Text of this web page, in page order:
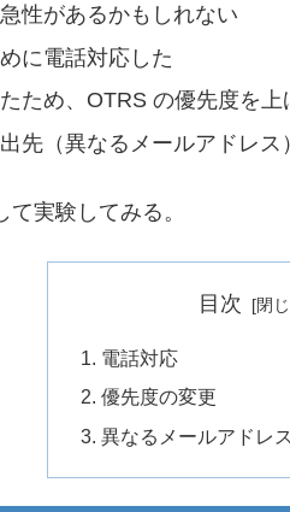
性があるかもしれない
に電話対応した
ため、OTRS の優先度を上
先（異なるメールアドレ
実験してみる。
目次
電話対応
優先度の変更
異なるメールアドレ